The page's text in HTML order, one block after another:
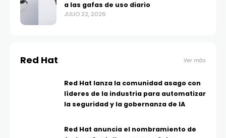
a las gafas de uso diario
JULIO 22, 2026
Red Hat Ver más
Red Hat lanza la comunidad asago con
líderes de la industria para automatizar
la seguridad y la gobernanza de IA
Red Hat anuncia el nombramiento de